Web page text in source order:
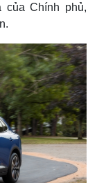
Chính phủ,